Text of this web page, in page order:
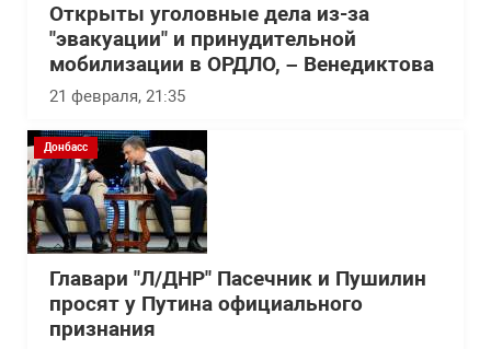
Открыты уголовные дела из-за
"эвакуации" и принудительной
мобилизации в ОРДЛО, – Венедиктова
21 февраля, 21:35
Донбасс
Главари "Л/ДНР" Пасечник и Пушилин
просят у Путина официального
признания